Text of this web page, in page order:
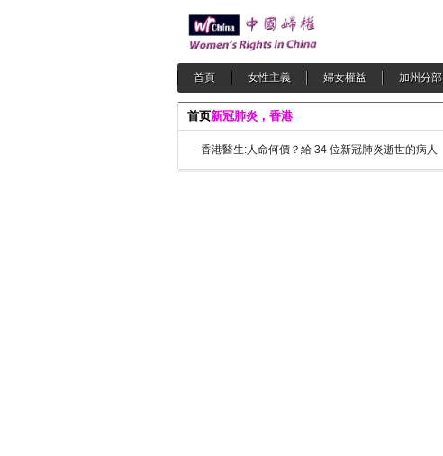
首頁 女性主義 婦女權益 加州分部
首页新冠肺炎，香港
香港醫生:人命何價？給 34 位新冠肺炎逝世的病人